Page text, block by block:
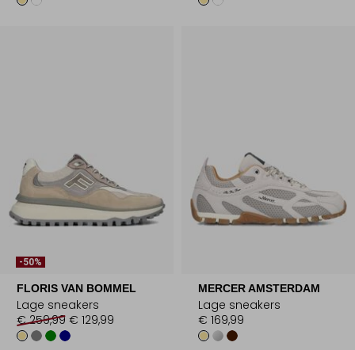
-50%
FLORIS VAN BOMMEL
Lage sneakers
€ 259,99 € 129,99
MERCER AMSTERDAM
Lage sneakers
€ 169,99